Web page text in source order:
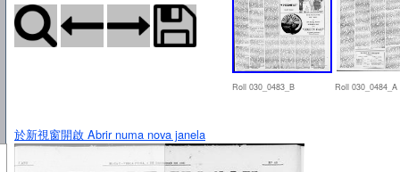
Roll 030_0483_B Roll 030_0484_A
於新視窗開啟 Abrir numa nova janela